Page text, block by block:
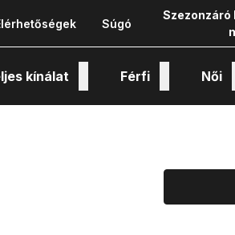
Súgó
Szezonzáró
kínálat Férfi Női